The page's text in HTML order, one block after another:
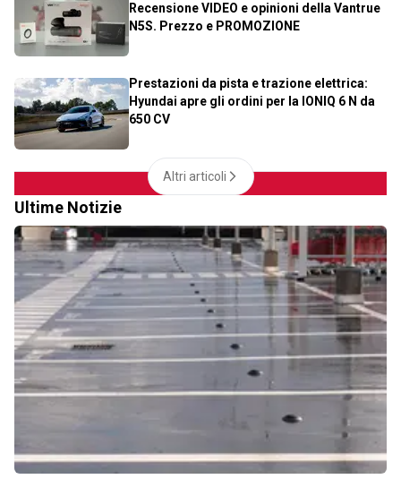
Recensione VIDEO e opinioni della Vantrue
N5S. Prezzo e PROMOZIONE
Prestazioni da pista e trazione elettrica:
Hyundai apre gli ordini per la IONIQ 6 N da
650 CV
Altri articoli
Ultime Notizie